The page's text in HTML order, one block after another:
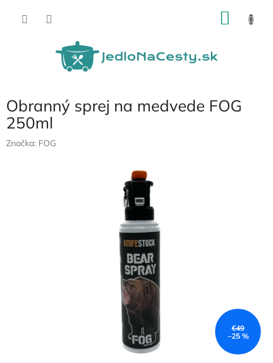
Obranný sprej na medvede FOG
250ml
Značka: FOG
€49
–25 %